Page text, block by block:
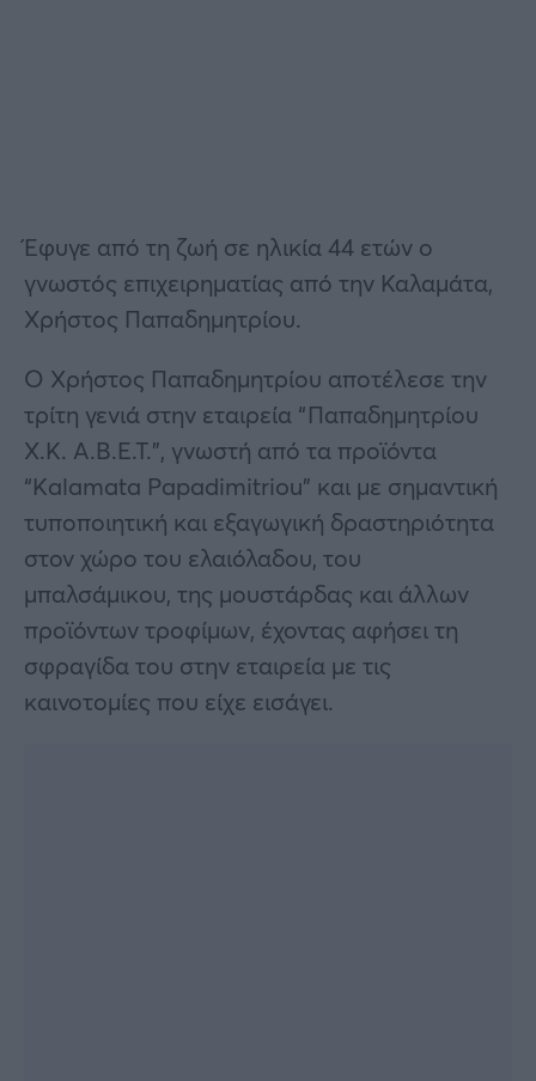
Έφυγε από τη ζωή σε ηλικία 44 ετών ο
γνωστός επιχειρηματίας από την Καλαμάτα,
Χρήστος Παπαδημητρίου.
Ο Χρήστος Παπαδημητρίου αποτέλεσε την
τρίτη γενιά στην εταιρεία “Παπαδημητρίου
Χ.Κ. Α.Β.Ε.Τ.”, γνωστή από τα προϊόντα
“Kalamata Papadimitriou” και με σημαντική
τυποποιητική και εξαγωγική δραστηριότητα
στον χώρο του ελαιόλαδου, του
μπαλσάμικου, της μουστάρδας και άλλων
προϊόντων τροφίμων, έχοντας αφήσει τη
σφραγίδα του στην εταιρεία με τις
καινοτομίες που είχε εισάγει.